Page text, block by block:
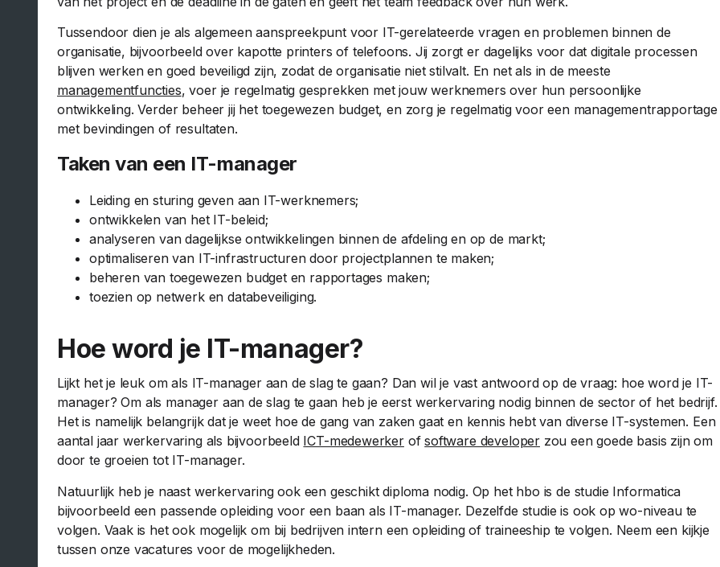
Tussendoor dien je als algemeen aanspreekpunt voor IT-gerelateerde vragen en problemen binnen de
organisatie, bijvoorbeeld over kapotte printers of telefoons. Jij zorgt er dagelijks voor dat digitale processen
blijven werken en goed beveiligd zijn, zodat de organisatie niet stilvalt. En net als in de meeste
managementfuncties, voer je regelmatig gesprekken met jouw werknemers over hun persoonlijke
ontwikkeling. Verder beheer jij het toegewezen budget, en zorg je regelmatig voor een managementrapportage
met bevindingen of resultaten.
Taken van een IT-manager
Leiding en sturing geven aan IT-werknemers;
ontwikkelen van het IT-beleid;
analyseren van dagelijkse ontwikkelingen binnen de afdeling en op de markt;
optimaliseren van IT-infrastructuren door projectplannen te maken;
beheren van toegewezen budget en rapportages maken;
toezien op netwerk en databeveiliging.
Hoe word je IT-manager?
Lijkt het je leuk om als IT-manager aan de slag te gaan? Dan wil je vast antwoord op de vraag: hoe word je IT-
manager? Om als manager aan de slag te gaan heb je eerst werkervaring nodig binnen de sector of het bedrijf.
Het is namelijk belangrijk dat je weet hoe de gang van zaken gaat en kennis hebt van diverse IT-systemen. Een
aantal jaar werkervaring als bijvoorbeeld ICT-medewerkerofsoftware developerzou een goede basis zijn om
door te groeien tot IT-manager.
Natuurlijk heb je naast werkervaring ook een geschikt diploma nodig. Op het hbo is de studie Informatica
bijvoorbeeld een passende opleiding voor een baan als IT-manager. Dezelfde studie is ook op wo-niveau te
volgen. Vaak is het ook mogelijk om bij bedrijven intern een opleiding of traineeship te volgen. Neem een kijkje
tussen onze vacatures voor de mogelijkheden.